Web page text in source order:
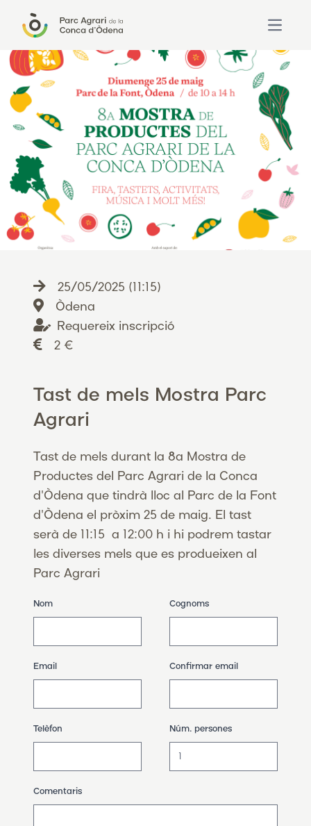
Open
25/05/2025 (11:15)
Òdena
Requereix inscripció
2 €
Tast de mels Mostra Parc
Agrari
Tast de mels durant la 8a Mostra de
Productes del Parc Agrari de la Conca
d'Òdena que tindrà lloc al Parc de la Font
d'Òdena el pròxim 25 de maig. El tast
serà de 11:15 a 12:00 h i hi podrem tastar
les diverses mels que es produeixen al
Parc Agrari
Nom Cognoms
Email Confirmar email
Telèfon Núm. persones
Comentaris